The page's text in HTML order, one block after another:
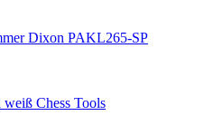
Dixon PAKL265-SP
Chess Tools